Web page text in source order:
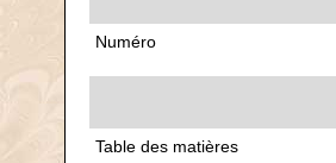
Numéro
Table des matières